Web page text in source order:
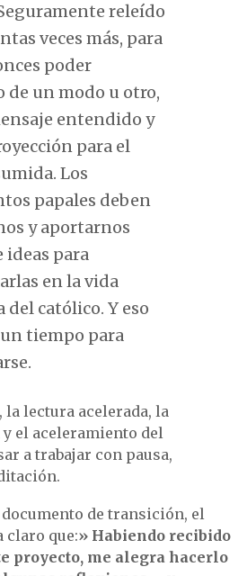
releído
veces más, para
poder
de un modo u otro,
entendido y
para el
Los
papales deben
y aportarnos
ideas para
en la vida
del católico. Y eso
tiempo para
lectura acelerada, la
el aceleramiento del
a trabajar con pausa,
documento de transición, el
claro que:» Habiendo recibido
proyecto, me alegra hacerlo